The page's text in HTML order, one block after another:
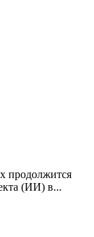
продолжится
(ИИ) в...